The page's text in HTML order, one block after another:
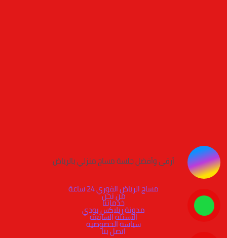
أرقى وأفضل جلسة مساج منزلي بالرياض
مساج الرياض الفوري 24 ساعة
من نحن
خدماتنا
مدونة ريلاكس بودي
الأسئلة الشائعة
سياسة الخصوصية
اتصل بنا